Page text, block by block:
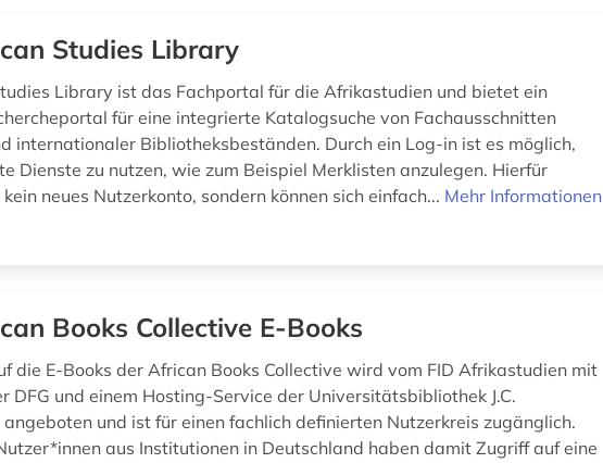
Studies Library
Library ist das Fachportal für die Afrikastudien und bietet ein
für eine integrierte Katalogsuche von Fachausschnitten
internationaler Bibliotheksbeständen. Durch ein Log-in ist es möglich,
Dienste zu nutzen, wie zum Beispiel Merklisten anzulegen. Hierfür
neues Nutzerkonto, sondern können sich einfach... Mehr Informationen
Books Collective E-Books
die E-Books der African Books Collective wird vom FID Afrikastudien mit
DFG und einem Hosting-Service der Universitätsbibliothek J.C.
angeboten und ist für einen fachlich definierten Nutzerkreis zugänglich.
aus Institutionen in Deutschland haben damit Zugriff auf eine